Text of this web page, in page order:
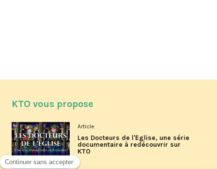
KTO vous propose
Article
Les Docteurs de l'Église, une série
documentaire à redécouvrir sur
KTO